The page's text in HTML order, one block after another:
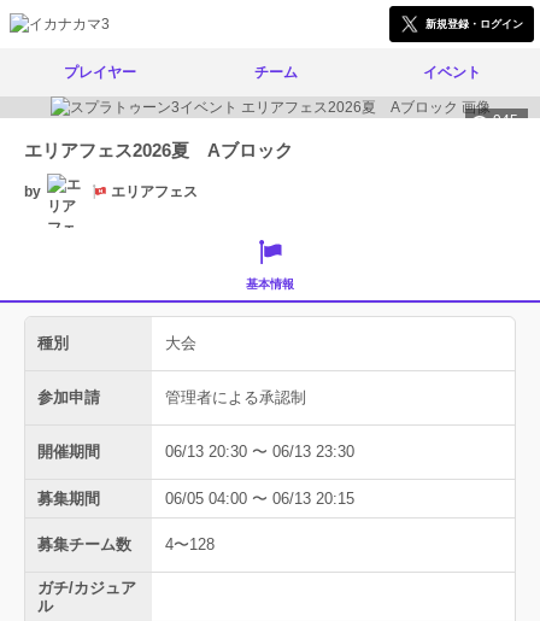
新規登録・ログイン
プレイヤー チーム イベント
945
エリアフェス2026夏 Aブロック
by エリアフェス
基本情報
種別 大会
参加申請 管理者による承認制
開催期間 06/13 20:30 〜 06/13 23:30
募集期間 06/05 04:00 〜 06/13 20:15
募集チーム数 4〜128
ガチ/カジュア
ル